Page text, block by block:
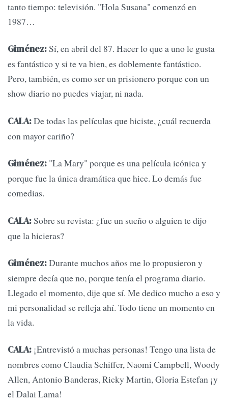
tanto tiempo: televisión. "Hola Susana" comenzó en
1987…
Giménez:Sí, en abril del 87. Hacer lo que a uno le gusta
es fantástico y si te va bien, es doblemente fantástico.
Pero, también, es como ser un prisionero porque con un
show diario no puedes viajar, ni nada.
CALA:De todas las películas que hiciste, ¿cuál recuerda
con mayor cariño?
Giménez: "La Mary" porque es una película icónica y
porque fue la única dramática que hice. Lo demás fue
comedias.
CALA:Sobre su revista: ¿fue un sueño o alguien te dijo
que la hicieras?
Giménez:Durante muchos años me lo propusieron y
siempre decía que no, porque tenía el programa diario.
Llegado el momento, dije que sí. Me dedico mucho a eso y
mi personalidad se refleja ahí. Todo tiene un momento en
la vida.
CALA: ¡Entrevistó a muchas personas! Tengo una lista de
nombres como Claudia Schiffer, Naomi Campbell, Woody
Allen, Antonio Banderas, Ricky Martin, Gloria Estefan ¡y
el Dalai Lama!